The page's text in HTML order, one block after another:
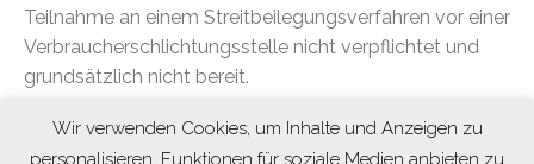
Teilnahme an einem Streitbeilegungsverfahren vor einer
Verbraucherschlichtungsstelle nicht verpflichtet und
grundsätzlich nicht bereit.
Wir verwenden Cookies, um Inhalte und Anzeigen zu
personalisieren, Funktionen für soziale Medien anbieten zu